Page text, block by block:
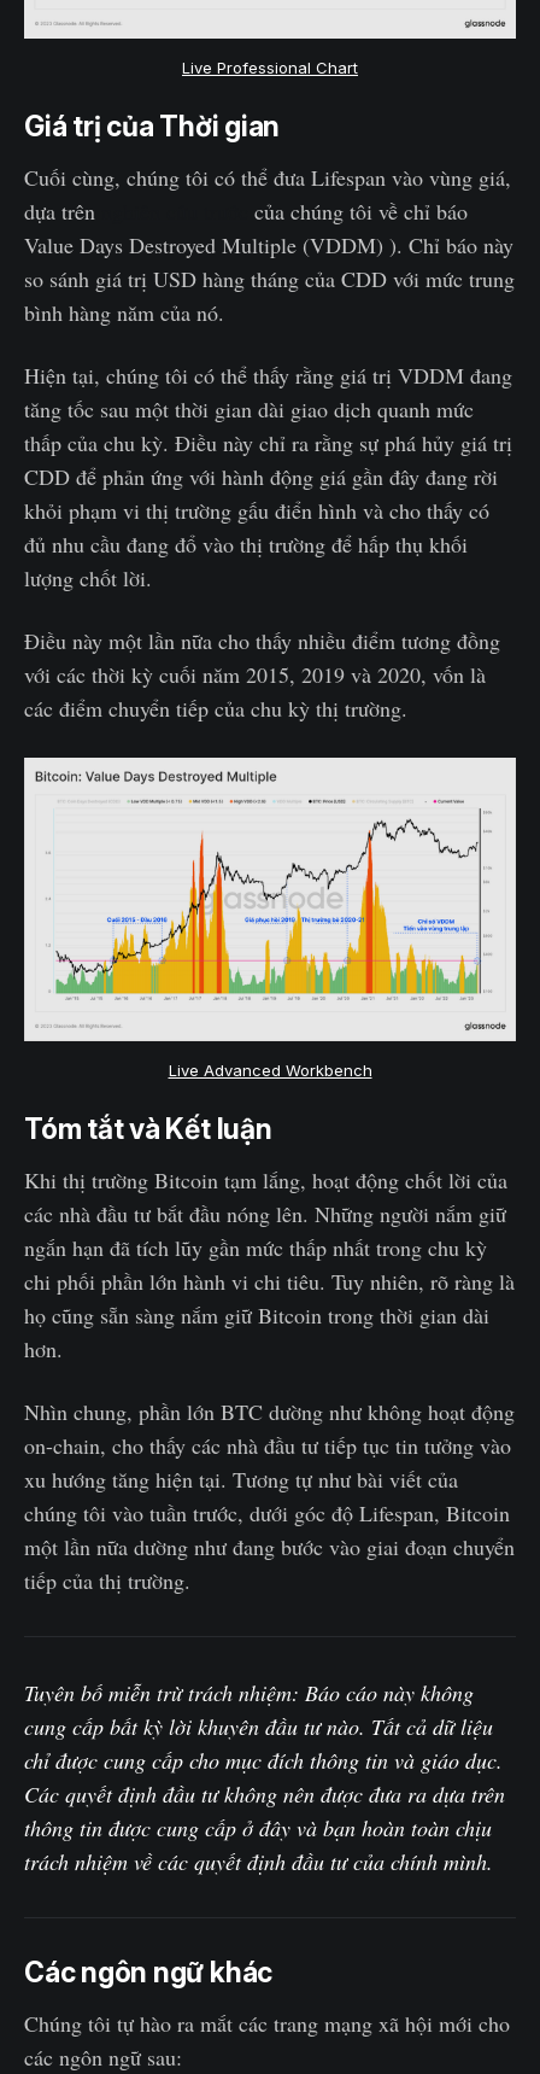
Live Professional Chart
Giá trị của Thời gian
Cuối cùng, chúng tôi có thể đưa Lifespan vào vùng giá,
dựa trên
của chúng tôi về chỉ báo
Value Days Destroyed Multiple (VDDM) ). Chỉ báo này
so sánh giá trị USD hàng tháng của CDD với mức trung
bình hàng năm của nó.
Hiện tại, chúng tôi có thể thấy rằng giá trị VDDM đang
tăng tốc sau một thời gian dài giao dịch quanh mức
thấp của chu kỳ. Điều này chỉ ra rằng sự phá hủy giá trị
CDD để phản ứng với hành động giá gần đây đang rời
khỏi phạm vi thị trường gấu điển hình và cho thấy có
đủ nhu cầu đang đổ vào thị trường để hấp thụ khối
lượng chốt lời.
Điều này một lần nữa cho thấy nhiều điểm tương đồng
với các thời kỳ cuối năm 2015, 2019 và 2020, vốn là
các điểm chuyển tiếp của chu kỳ thị trường.
Live Advanced Workbench
Tóm tắt và Kết luận
Khi thị trường Bitcoin tạm lắng, hoạt động chốt lời của
các nhà đầu tư bắt đầu nóng lên. Những người nắm giữ
ngắn hạn đã tích lũy gần mức thấp nhất trong chu kỳ
chi phối phần lớn hành vi chi tiêu. Tuy nhiên, rõ ràng là
họ cũng sẵn sàng nắm giữ Bitcoin trong thời gian dài
hơn.
Nhìn chung, phần lớn BTC dường như không hoạt động
on-chain, cho thấy các nhà đầu tư tiếp tục tin tưởng vào
xu hướng tăng hiện tại. Tương tự như bài viết của
chúng tôi vào tuần trước, dưới góc độ Lifespan, Bitcoin
một lần nữa dường như đang bước vào giai đoạn chuyển
tiếp của thị trường.
Tuyên bố miễn trừ trách nhiệm: Báo cáo này không
cung cấp bất kỳ lời khuyên đầu tư nào. Tất cả dữ liệu
chỉ được cung cấp cho mục đích thông tin và giáo dục.
Các quyết định đầu tư không nên được đưa ra dựa trên
thông tin được cung cấp ở đây và bạn hoàn toàn chịu
trách nhiệm về các quyết định đầu tư của chính mình.
Các ngôn ngữ khác
Chúng tôi tự hào ra mắt các trang mạng xã hội mới cho
các ngôn ngữ sau: